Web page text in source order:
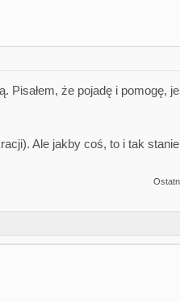
Pisałem, że pojadę i pomogę,
Ale jakby coś, to i tak